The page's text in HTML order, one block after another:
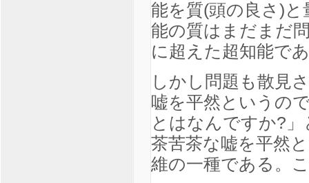
能を質(頭の良さ)
能の質はまだまだ
に超えた超知能で
しかし問題も散見
嘘を平然というの
とはなんですか?
茶苦茶な嘘を平然
維の一種である。